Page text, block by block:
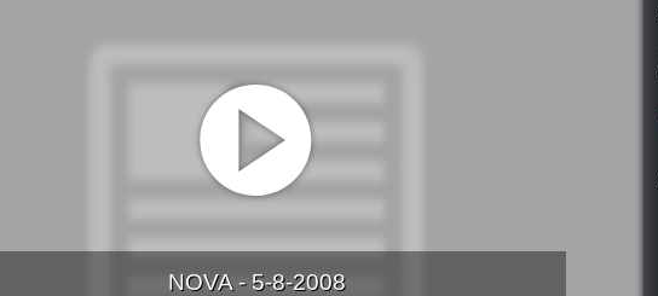
NOVA - 5-8-2008